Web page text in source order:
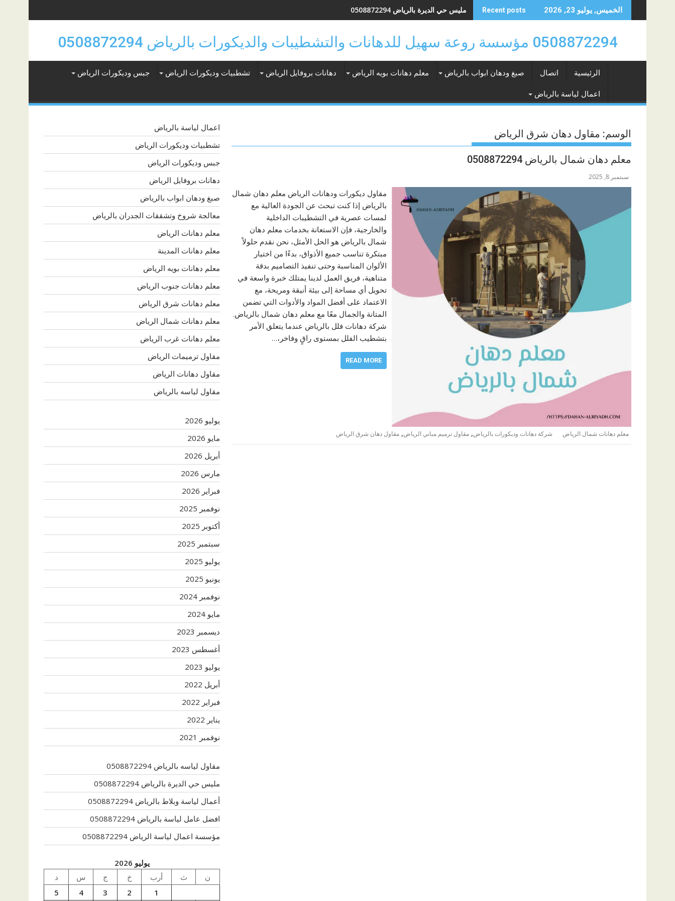
to
الخميس, يوليو 23, 2026 Recent posts مليس حي الديرة بالرياض 0508872294
0508872294 مؤسسة روعة سهيل للدهانات والتشطيبات والديكورات بالرياض 0508872294
الرئيسية اتصال صبغ ودهان ابواب بالرياض معلم دهانات بويه الرياض دهانات بروفايل الرياض تشطبيات وديكورات الرياض جبس وديكورات الرياض
اعمال لياسة بالرياض
الوسم: مقاول دهان شرق الرياض
معلم دهان شمال بالرياض 0508872294
سبتمبر 8, 2025
مقاول ديكورات ودهانات الرياض معلم دهان شمال
بالرياض إذا كنت تبحث عن الجودة العالية مع
لمسات عصرية في التشطيبات الداخلية
والخارجية، فإن الاستعانة بخدمات معلم دهان
شمال بالرياض هو الحل الأمثل، نحن نقدم حلولاً
مبتكرة تناسب جميع الأذواق، بدءًا من اختيار
الألوان المناسبة وحتى تنفيذ التصاميم بدقة
متناهية، فريق العمل لدينا يمتلك خبرة واسعة في
تحويل أي مساحة إلى بيئة أنيقة ومريحة، مع
الاعتماد على أفضل المواد والأدوات التي تضمن
المتانة والجمال معًا مع معلم دهان شمال بالرياض.
شركة دهانات فلل بالرياض عندما يتعلق الأمر
بتشطيب الفلل بمستوى راقٍ وفاخر،…
READ MORE
معلم دهانات شمال الرياض شركة دهانات وديكورات بالرياض, مقاول ترميم مباني الرياض, مقاول دهان شرق الرياض
اعمال لياسة بالرياض
تشطبيات وديكورات الرياض
جبس وديكورات الرياض
دهانات بروفايل الرياض
صبغ ودهان ابواب بالرياض
معالجة شروخ وتشققات الجدران بالرياض
معلم دهانات الرياض
معلم دهانات المدينة
معلم دهانات بويه الرياض
معلم دهانات جنوب الرياض
معلم دهانات شرق الرياض
معلم دهانات شمال الرياض
معلم دهانات غرب الرياض
مقاول ترميمات الرياض
مقاول دهانات الرياض
مقاول لياسه بالرياض
يوليو 2026
مايو 2026
أبريل 2026
مارس 2026
فبراير 2026
نوفمبر 2025
أكتوبر 2025
سبتمبر 2025
يوليو 2025
يونيو 2025
نوفمبر 2024
مايو 2024
ديسمبر 2023
أغسطس 2023
يوليو 2023
أبريل 2022
فبراير 2022
يناير 2022
نوفمبر 2021
مقاول لياسه بالرياض 0508872294
مليس حي الديرة بالرياض 0508872294
أعمال لياسة وبلاط بالرياض 0508872294
افضل عامل لياسة بالرياض 0508872294
مؤسسة اعمال لياسة الرياض 0508872294
يوليو 2026
ن
ث أرب خ ج س
د
1
2
3
4
5